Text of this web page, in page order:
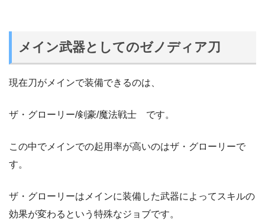
メイン武器としてのゼノディア刀
現在刀がメインで装備できるのは、
ザ・グローリー/剣豪/魔法戦士 です。
この中でメインでの起用率が高いのはザ・グローリーで
す。
ザ・グローリーはメインに装備した武器によってスキルの
効果が変わるという特殊なジョブです。